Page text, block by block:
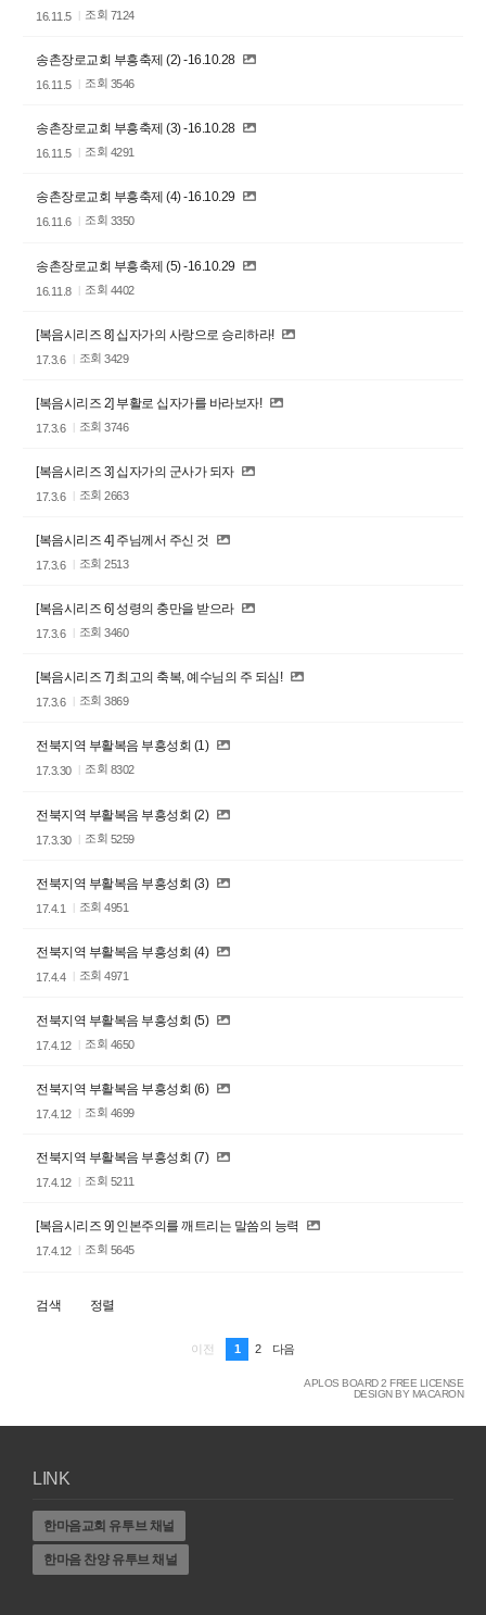
16.11.5 조회 7124
송촌장로교회 부흥축제 (2) -16.10.28
16.11.5 조회 3546
송촌장로교회 부흥축제 (3) -16.10.28
16.11.5 조회 4291
송촌장로교회 부흥축제 (4) -16.10.29
16.11.6 조회 3350
송촌장로교회 부흥축제 (5) -16.10.29
16.11.8 조회 4402
[복음시리즈 8] 십자가의 사랑으로 승리하라!
17.3.6 조회3429
[복음시리즈 2] 부활로 십자가를 바라보자!
17.3.6 조회3746
[복음시리즈 3] 십자가의 군사가 되자
17.3.6 조회2663
[복음시리즈 4] 주님께서 주신 것
17.3.6 조회2513
[복음시리즈 6] 성령의 충만을 받으라
17.3.6 조회3460
[복음시리즈 7] 최고의 축복, 예수님의 주 되심!
17.3.6 조회3869
전북지역 부활복음 부흥성회 (1)
17.3.30 조회 8302
전북지역 부활복음 부흥성회 (2)
17.3.30 조회 5259
전북지역 부활복음 부흥성회 (3)
17.4.1 조회4951
전북지역 부활복음 부흥성회 (4)
17.4.4 조회4971
전북지역 부활복음 부흥성회 (5)
17.4.12 조회 4650
전북지역 부활복음 부흥성회 (6)
17.4.12 조회 4699
전북지역 부활복음 부흥성회 (7)
17.4.12 조회 5211
[복음시리즈 9] 인본주의를 깨트리는 말씀의 능력
17.4.12 조회 5645
검색 정렬
이전 1 2 다음
APLOS BOARD 2 FREE LICENSE
DESIGN BY MACARON
LINK
한마음교회 유투브 채널
한마음 찬양 유투브 채널